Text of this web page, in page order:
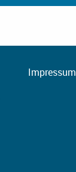
Impressum